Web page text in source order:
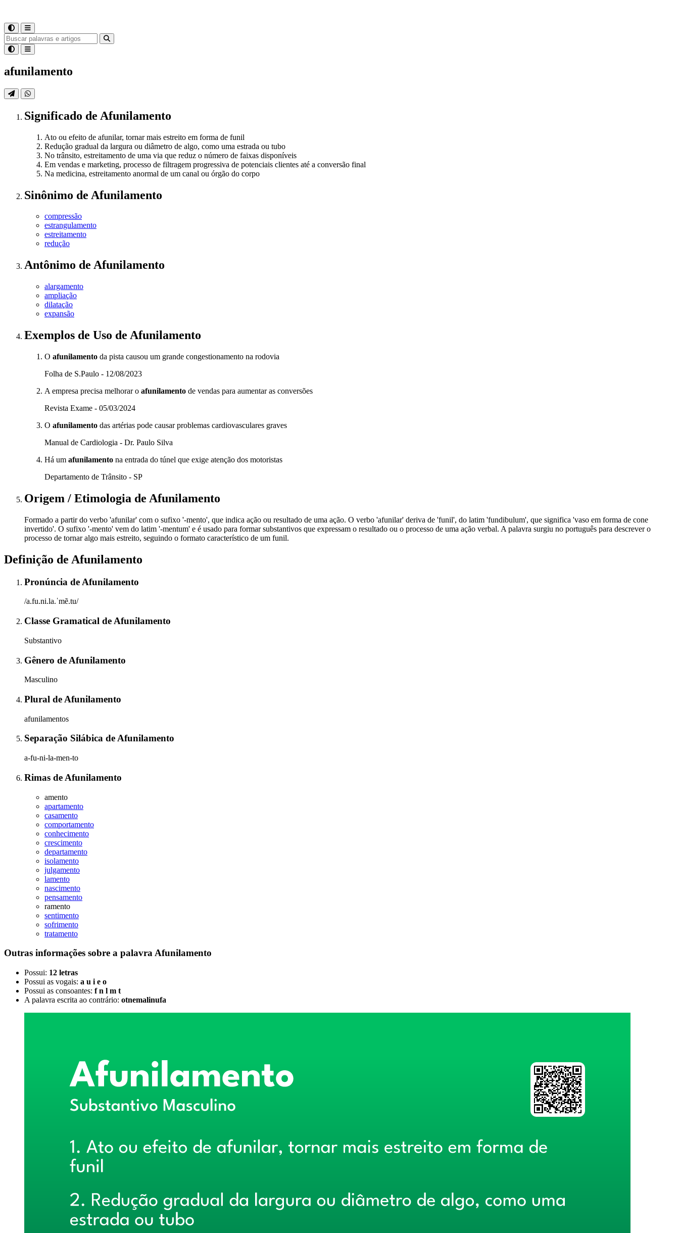
afunilamento
Significado de Afunilamento
Ato ou efeito de afunilar, tornar mais estreito em forma de funil
Redução gradual da largura ou diâmetro de algo, como uma estrada ou tubo
No trânsito, estreitamento de uma via que reduz o número de faixas disponíveis
Em vendas e marketing, processo de filtragem progressiva de potenciais clientes até a conversão final
Na medicina, estreitamento anormal de um canal ou órgão do corpo
Sinônimo de Afunilamento
compressão
estrangulamento
estreitamento
redução
Antônimo de Afunilamento
alargamento
ampliação
dilatação
expansão
Exemplos de Uso de Afunilamento
O afunilamento da pista causou um grande congestionamento na rodovia
Folha de S.Paulo - 12/08/2023
A empresa precisa melhorar o afunilamento de vendas para aumentar as conversões
Revista Exame - 05/03/2024
O afunilamento das artérias pode causar problemas cardiovasculares graves
Manual de Cardiologia - Dr. Paulo Silva
Há um afunilamento na entrada do túnel que exige atenção dos motoristas
Departamento de Trânsito - SP
Origem / Etimologia de Afunilamento
Formado a partir do verbo 'afunilar' com o sufixo '-mento', que indica ação ou resultado de uma ação. O verbo 'afunilar' deriva de 'funil', do latim 'fundibulum', que significa 'vaso em forma de cone
invertido'. O sufixo '-mento' vem do latim '-mentum' e é usado para formar substantivos que expressam o resultado ou o processo de uma ação verbal. A palavra surgiu no português para descrever o
processo de tornar algo mais estreito, seguindo o formato característico de um funil.
Definição de Afunilamento
Pronúncia de Afunilamento
/a.fu.ni.la.ˈmẽ.tu/
Classe Gramatical de Afunilamento
Substantivo
Gênero de Afunilamento
Masculino
Plural de Afunilamento
afunilamentos
Separação Silábica deAfunilamento
a-fu-ni-la-men-to
Rimas de Afunilamento
amento
apartamento
casamento
comportamento
conhecimento
crescimento
departamento
isolamento
julgamento
lamento
nascimento
pensamento
ramento
sentimento
sofrimento
tratamento
Outras informações sobre a palavraAfunilamento
Possui: 12 letras
Possui as vogais: a u i e o
Possui as consoantes: f n l m t
A palavra escrita ao contrário: otnemalinufa